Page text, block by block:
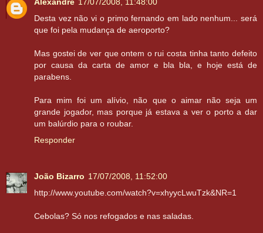
Desta vez não vi o primo fernando em lado nenhum... será
que foi pela mudança de aeroporto?
Mas gostei de ver que ontem o rui costa tinha tanto defeito
por causa da carta de amor e bla bla, e hoje está de
parabens.
Para mim foi um alívio, não que o aimar não seja um
grande jogador, mas porque já estava a ver o porto a dar
um balúrdio para o roubar.
Responder
João Bizarro 17/07/2008, 11:52:00
http://www.youtube.com/watch?v=xhyycLwuTzk&NR=1
Cebolas? Só nos refogados e nas saladas.